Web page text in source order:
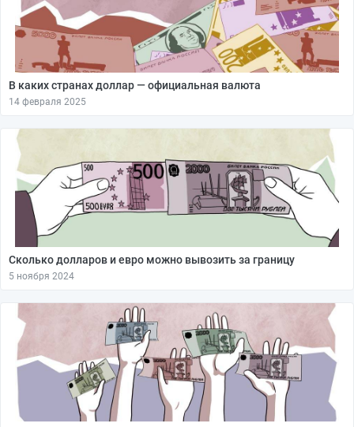
В каких странах доллар — официальная валюта
14 февраля 2025
Сколько долларов и евро можно вывозить за границу
5 ноября 2024